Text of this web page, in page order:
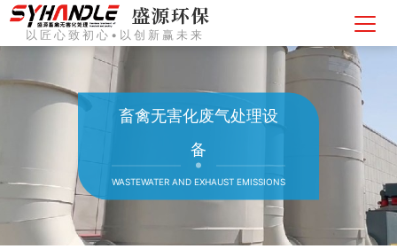
以匠心致初心•以创新赢未来
畜禽无害化废气处理设
备
WASTEWATER AND EXHAUST EMISSIONS